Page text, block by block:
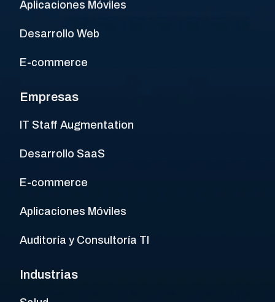
Aplicaciones Móviles
Desarrollo Web
E-commerce
Empresas
IT Staff Augmentation
Desarrollo SaaS
E-commerce
Aplicaciones Móviles
Auditoría y Consultoría TI
Industrias